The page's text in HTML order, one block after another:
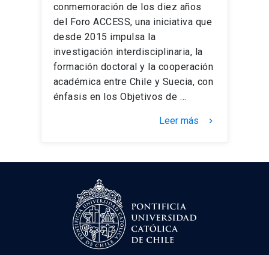
conmemoración de los diez años
del Foro ACCESS, una iniciativa que
desde 2015 impulsa la
investigación interdisciplinaria, la
formación doctoral y la cooperación
académica entre Chile y Suecia, con
énfasis en los Objetivos de …
Leer más keyboard_arrow_right